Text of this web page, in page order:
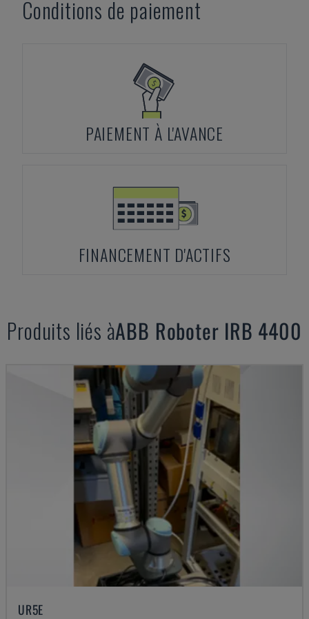
Conditions de paiement
PAIEMENT À L'AVANCE
FINANCEMENT D'ACTIFS
Produits liés àABB Roboter IRB 4400
UR5E